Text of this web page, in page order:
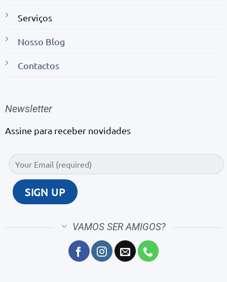
Serviços
Nosso Blog
Contactos
Newsletter
Assine para receber novidades
VAMOS SER AMIGOS?